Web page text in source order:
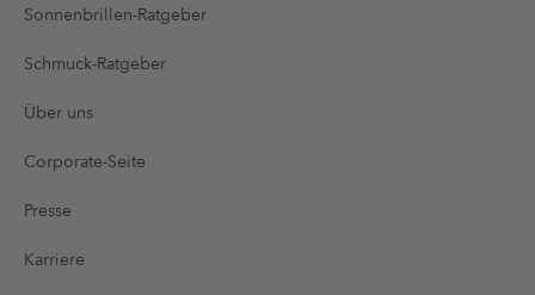
Sonnenbrillen-Ratgeber
Schmuck-Ratgeber
Über uns
Corporate-Seite
Presse
Karriere